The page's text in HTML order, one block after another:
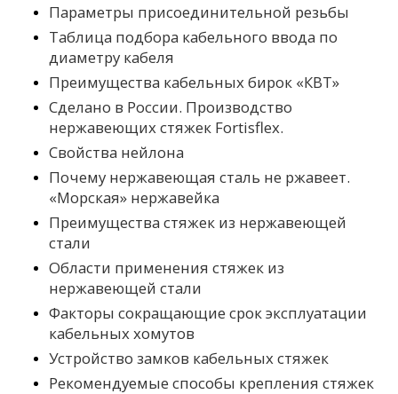
Параметры присоединительной резьбы
Таблица подбора кабельного ввода по
диаметру кабеля
Преимущества кабельных бирок «КВТ»
Сделано в России. Производство
нержавеющих стяжек Fortisflex.
Свойства нейлона
Почему нержавеющая сталь не ржавеет.
«Морская» нержавейка
Преимущества стяжек из нержавеющей
стали
Области применения стяжек из
нержавеющей стали
Факторы сокращающие срок эксплуатации
кабельных хомутов
Устройство замков кабельных стяжек
Рекомендуемые способы крепления стяжек